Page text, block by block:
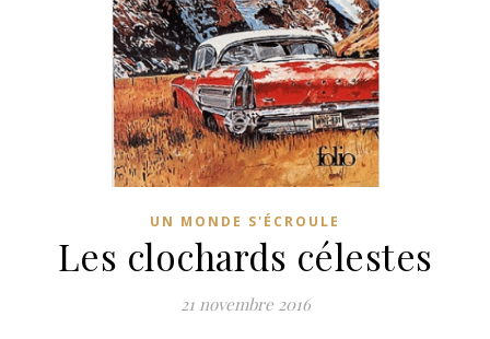
UN MONDE S'ÉCROULE
Les clochards célestes
21 novembre 2016